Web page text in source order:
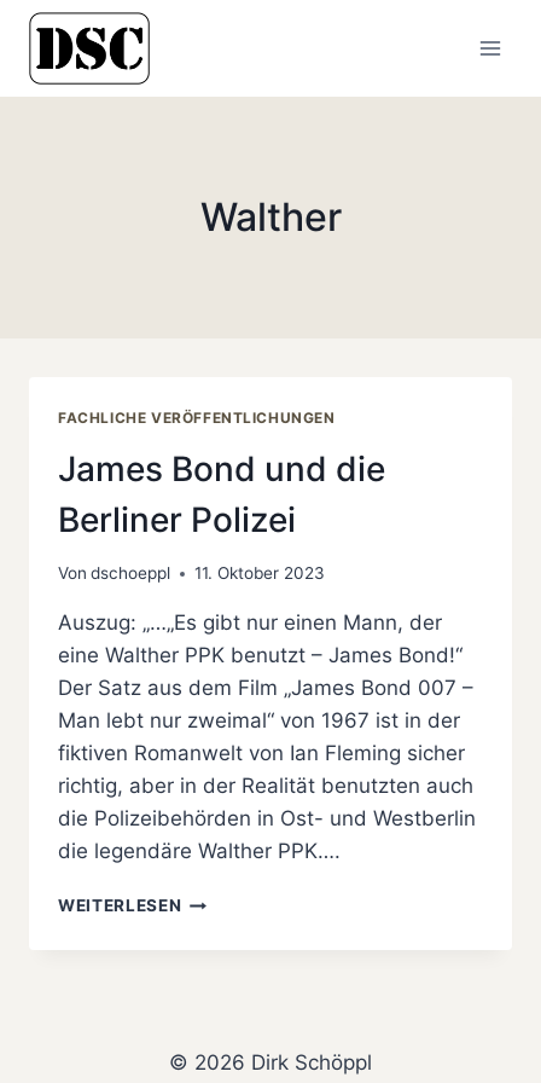
Zum
springen
Walther
FACHLICHE VERÖFFENTLICHUNGEN
James Bond und die
Berliner Polizei
Von dschoeppl 11. Oktober 2023
Auszug: „…„Es gibt nur einen Mann, der
eine Walther PPK benutzt – James Bond!“
Der Satz aus dem Film „James Bond 007 –
Man lebt nur zweimal“ von 1967 ist in der
fiktiven Romanwelt von Ian Fleming sicher
richtig, aber in der Realität benutzten auch
die Polizeibehörden in Ost- und Westberlin
die legendäre Walther PPK….
WEITERLESEN JAMES
UND
© 2026 Dirk Schöppl